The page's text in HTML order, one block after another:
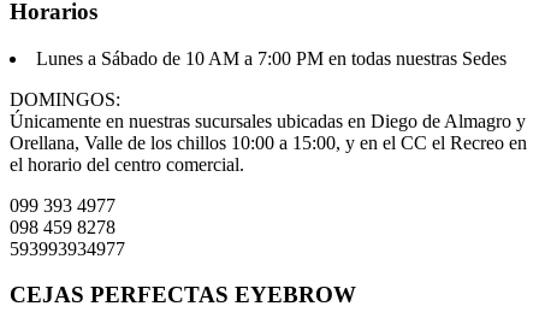
Horarios
Lunes a Sábado de 10 AM a 7:00 PM en todas nuestras Sedes
DOMINGOS:
Únicamente en nuestras sucursales ubicadas en Diego de Almagro y
Orellana, Valle de los chillos 10:00 a 15:00, y en el CC el Recreo en
el horario del centro comercial.
099 393 4977
098 459 8278
593993934977
CEJAS PERFECTAS EYEBROW